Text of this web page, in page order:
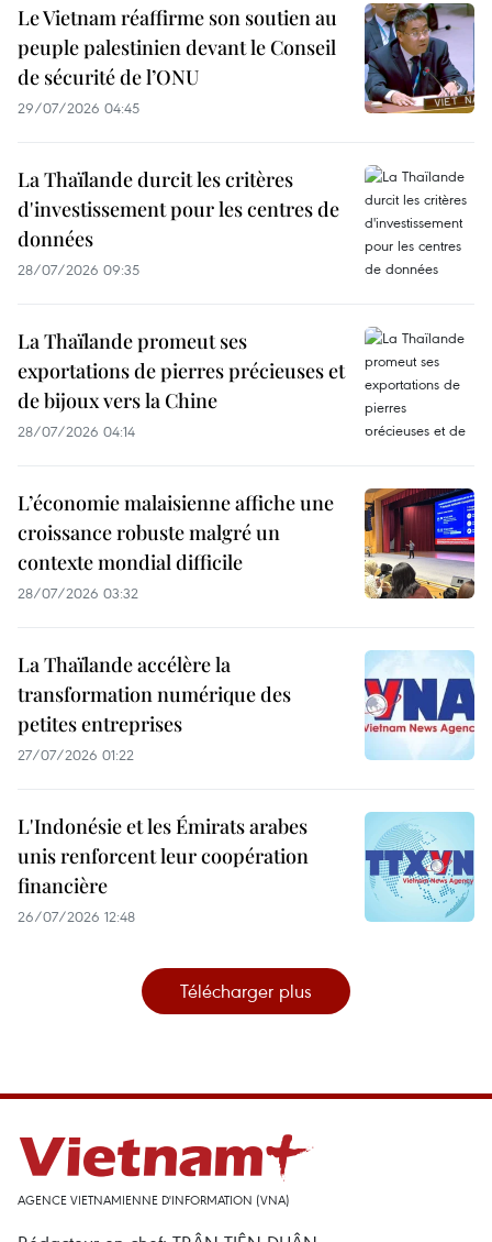
Le Vietnam réaffirme son soutien au
peuple palestinien devant le Conseil
de sécurité de l’ONU
29/07/2026 04:45
La Thaïlande durcit les critères
d'investissement pour les centres de
données
28/07/2026 09:35
La Thaïlande promeut ses
exportations de pierres précieuses et
de bijoux vers la Chine
28/07/2026 04:14
L’économie malaisienne affiche une
croissance robuste malgré un
contexte mondial difficile
28/07/2026 03:32
La Thaïlande accélère la
transformation numérique des
petites entreprises
27/07/2026 01:22
L'Indonésie et les Émirats arabes
unis renforcent leur coopération
financière
26/07/2026 12:48
Télécharger plus
AGENCE VIETNAMIENNE D'INFORMATION (VNA)